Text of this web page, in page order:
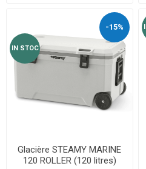
-15%
IN STOC
Glacière STEAMY MARINE
120 ROLLER (120 litres)